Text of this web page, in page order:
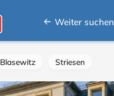
Weiter suchen
Blasewitz Striesen